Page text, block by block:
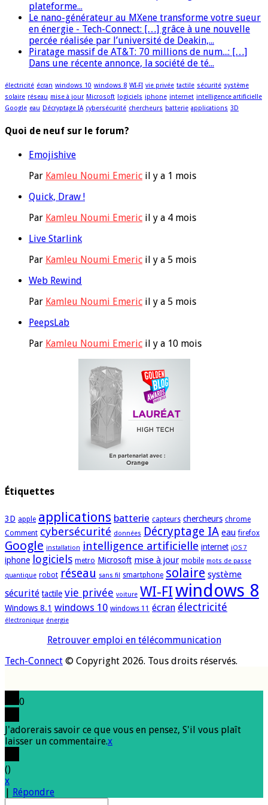
plateforme...
Le nano-générateur au MXene transforme votre sueur
en énergie - Tech-Connect: […] grâce à une nouvelle
percée réalisée par l’université de Deakin,...
Piratage massif de AT&T: 70 millions de num...: […]
Dans une récente annonce, la société de té...
électricité écran windows 10 windows 8 WI-FI vie privée tactile sécurité système
solaire réseau mise à jour Microsoft logiciels iphone internet intelligence artificielle
Google eau Décryptage IA cybersécurité chercheurs batterie applications 3D
Quoi de neuf sur le forum?
Emojishive
Par Kamleu Noumi Emeric il y a 1 mois
Quick, Draw !
Par Kamleu Noumi Emeric il y a 4 mois
Live Starlink
Par Kamleu Noumi Emeric il y a 5 mois
Web Rewind
Par Kamleu Noumi Emeric il y a 5 mois
PeepsLab
Par Kamleu Noumi Emeric il y a 10 mois
Étiquettes
3D apple applications batterie capteurs chercheurs chrome
Comment cybersécurité données Décryptage IA eau firefox
Google installation intelligence artificielle internet iOS 7
iphone logiciels metro Microsoft mise à jour mobile mots de passe
quantique robot réseau sans fil smartphone solaire système
sécurité tactile vie privée voiture WI-FIwindows 8
Windows 8.1 windows 10 windows 11 écran électricité
électronique énergie
Retrouver emploi en télécommunication
Tech-Connect © Copyright 2026. Tous droits réservés.
0
J'adorerais savoir ce que vous en pensez, S'il vous plaît
laisser un commentaire.x
()
x
| Répondre